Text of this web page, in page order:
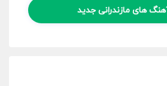
های مازندرانی جدید